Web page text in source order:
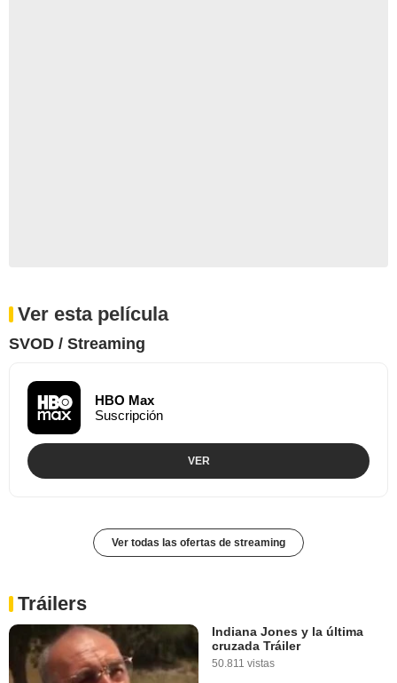
Ver esta película
SVOD / Streaming
HBO Max
Suscripción
VER
Ver todas las ofertas de streaming
Tráilers
Indiana Jones y la última
cruzada Tráiler
50.811 vistas